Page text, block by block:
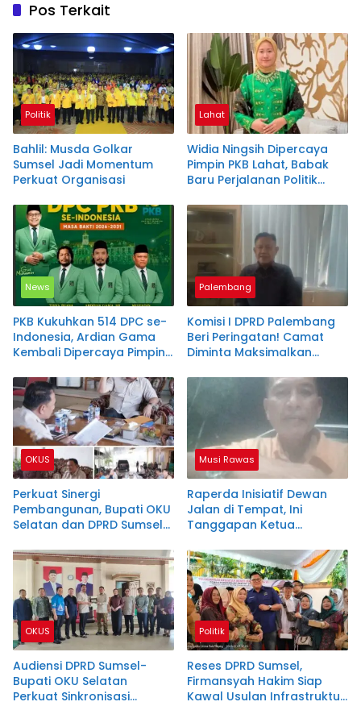
Pos Terkait
Politik
Bahlil: Musda Golkar
Sumsel Jadi Momentum
Perkuat Organisasi
Lahat
Widia Ningsih Dipercaya
Pimpin PKB Lahat, Babak
Baru Perjalanan Politik
News
PKB Kukuhkan 514 DPC se-
Indonesia, Ardian Gama
Kembali Dipercaya Pimpin
Palembang
Komisi I DPRD Palembang
Beri Peringatan! Camat
Diminta Maksimalkan
Posyandu
OKUS
Perkuat Sinergi
Pembangunan, Bupati OKU
Selatan dan DPRD Sumsel
Wujudkan Program
Prioritas
Musi Rawas
Raperda Inisiatif Dewan
Jalan di Tempat, Ini
Tanggapan Ketua
OKUS
Audiensi DPRD Sumsel-
Bupati OKU Selatan
Perkuat Sinkronisasi
Politik
Reses DPRD Sumsel,
Firmansyah Hakim Siap
Kawal Usulan Infrastruktur